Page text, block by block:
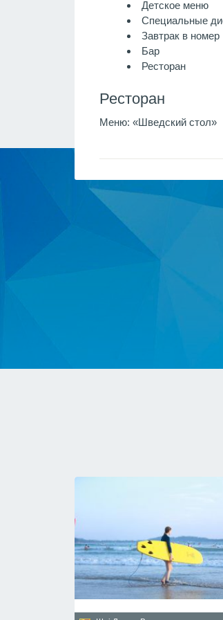
Детское меню
Специальные
Завтрак в номер
Бар
Ресторан
Ресторан
Меню: «Шведский стол»